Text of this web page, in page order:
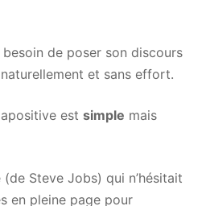
besoin de poser son discours
et sans effort.
est simple mais
Steve Jobs) qui n’hésitait
en pleine page pour